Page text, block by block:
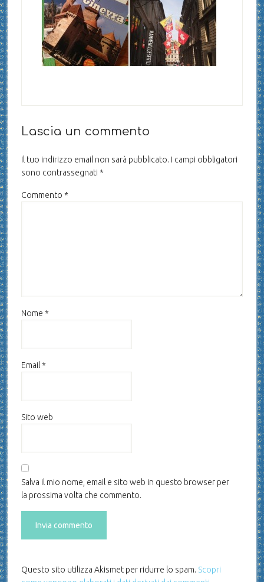
Lascia un commento
Il tuo indirizzo email non sarà pubblicato. I campi obbligatori
sono contrassegnati *
Commento *
Nome *
Email *
Sito web
Salva il mio nome, email e sito web in questo browser per
la prossima volta che commento.
Questo sito utilizza Akismet per ridurre lo spam. Scopri